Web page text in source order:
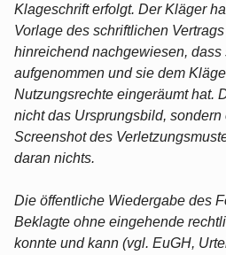
Klageschrift erfolgt. Der Kläger
Vorlage des schriftlichen
hinreichend nachgewiesen,
aufgenommen und sie dem
Nutzungsrechte eingeräumt hat.
nicht das Ursprungsbild, sondern
Screenshot des
daran nichts.
Die öffentliche Wiedergabe des
Beklagte ohne eingehende
konnte und kann (vgl. EuGH,